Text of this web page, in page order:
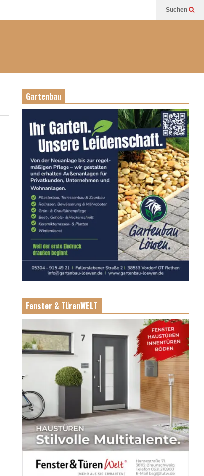
Suchen
Gartenbau
Fenster & TürenWELT